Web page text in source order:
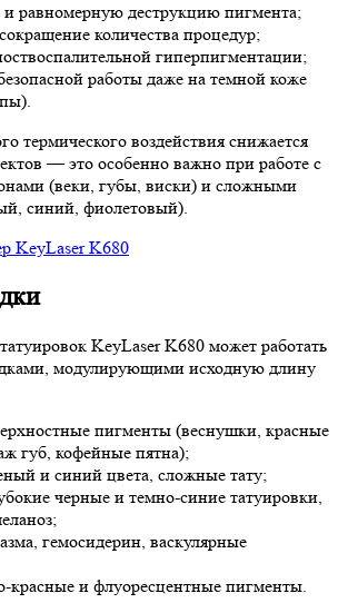
равномерную деструкцию пигмента;
количества процедур;
гиперпигментации;
работы даже на темной коже
термического воздействия снижается
— это особенно важно при работе с
(веки, губы, виски) и сложными
синий, фиолетовый).
KeyLaser K680 может работать
модулирующими исходную длину
пигменты (веснушки, красные
губ, кофейные пятна);
и синий цвета, сложные тату;
черные и темно-синие татуировки,
гемосидерин, васкулярные
и флуоресцентные пигменты.